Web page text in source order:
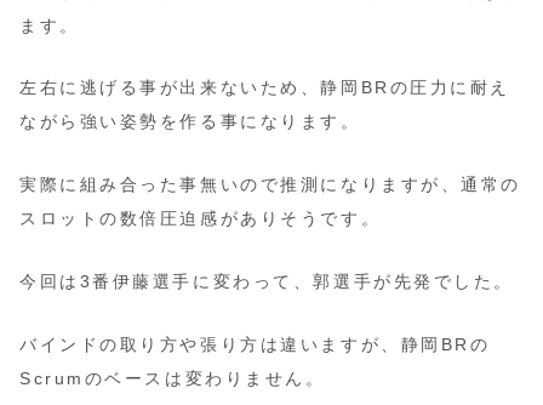
ます。
左右に逃げる事が出来ないため、静岡BRの圧力に耐え
ながら強い姿勢を作る事になります。
実際に組み合った事無いので推測になりますが、通常の
スロットの数倍圧迫感がありそうです。
今回は3番伊藤選手に変わって、郭選手が先発でした。
バインドの取り方や張り方は違いますが、静岡BRの
Scrumのベースは変わりません。